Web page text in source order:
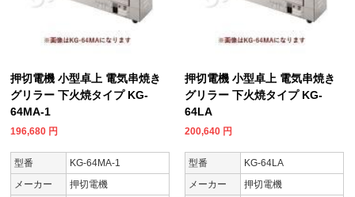
押切電機 小型卓上 電気串焼き
グリラー 下火焼タイプ KG-
64MA-1
196,680 円
型番
KG-64MA-1
メーカー
押切電機
押切電機 小型卓上 電気串焼き
グリラー 下火焼タイプ KG-
64LA
200,640 円
型番
KG-64LA
メーカー
押切電機